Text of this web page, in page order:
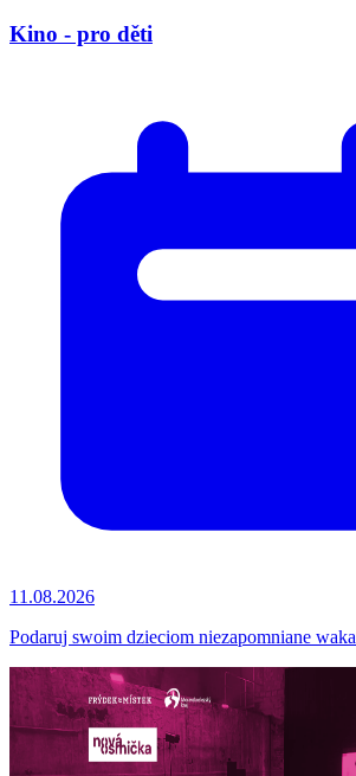
Kino - pro děti
11.08.2026
Podaruj swoim dzieciom niezapomniane